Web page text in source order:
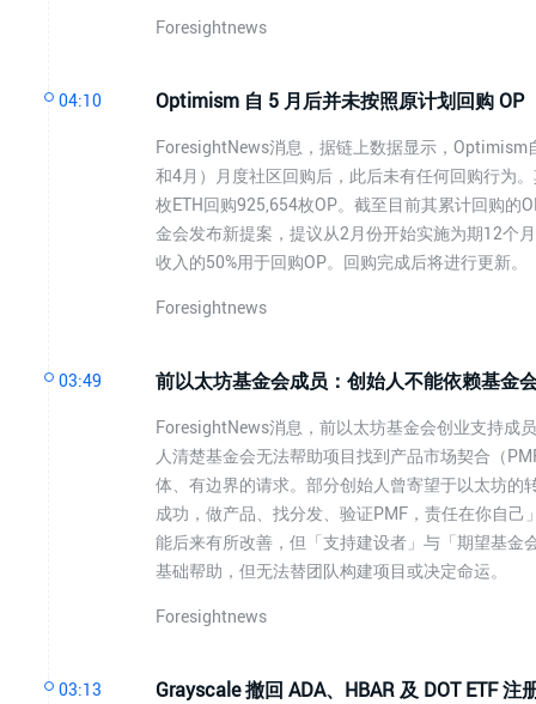
Foresightnews
04:10 Optimism 自 5 月后并未按照原计划回购 OP
ForesightNews消息，据链上数据显示，
和4月）月度社区回购后，此后未有任何回购行为
枚ETH回购925,654枚OP。截至目前其累计回购
金会发布新提案，提议从2月份开始实施为期12个
收入的50%用于回购OP。回购完成后将进行更新。
Foresightnews
03:49 前以太坊基金会成员：创始人不能依赖基金
ForesightNews消息，前以太坊基金会创业支持成
人清楚基金会无法帮助项目找到产品市场契合（
体、有边界的请求。部分创始人曾寄望于以太坊
成功，做产品、找分发、验证PMF，责任在你自
能后来有所改善，但「支持建设者」与「期望基
基础帮助，但无法替团队构建项目或决定命运。
Foresightnews
03:13 Grayscale 撤回 ADA、HBAR 及 DOT ETF 注